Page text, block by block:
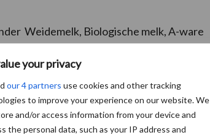
your privacy
our 4 partners use cookies and other tracking
to improve your experience on our website. We
and/or access information from your device and
the personal data, such as your IP address and
Weidemelk, Biologische melk, A-ware
bij. De komst van de nieuwe
voor de korte en de lange termijn goed